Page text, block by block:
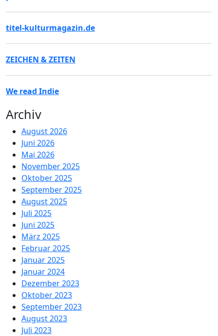
titel-kulturmagazin.de
ZEICHEN & ZEITEN
We read Indie
Archiv
August 2026
Juni 2026
Mai 2026
November 2025
Oktober 2025
September 2025
August 2025
Juli 2025
Juni 2025
März 2025
Februar 2025
Januar 2025
Januar 2024
Dezember 2023
Oktober 2023
September 2023
August 2023
Juli 2023